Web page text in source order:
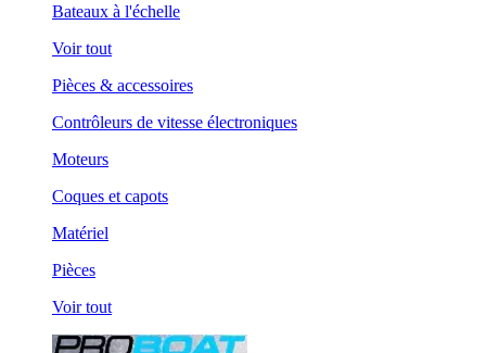
Bateaux à l'échelle
Voir tout
Pièces & accessoires
Contrôleurs de vitesse électroniques
Moteurs
Coques et capots
Matériel
Pièces
Voir tout